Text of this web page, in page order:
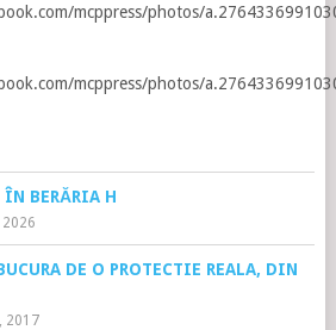
mcppress/photos/
mcppress/photos/
BERĂRIA H
2026
DE O PROTECTIE REALA, DIN
2017